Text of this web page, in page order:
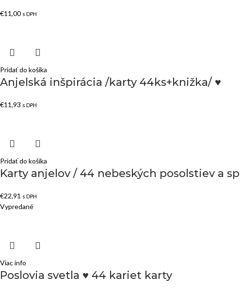
€11,00 s DPH
Pridať do košíka
Anjelská inšpirácia /karty 44ks+knižka/ ♥
€11,93 s DPH
Pridať do košíka
Karty anjelov / 44 nebeských posolstiev a
€22,91 s DPH
Vypredané
Viac info
Poslovia svetla ♥ 44 kariet karty